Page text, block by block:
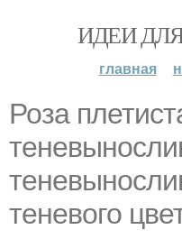
ИДЕИ
главная
Роза
теневого